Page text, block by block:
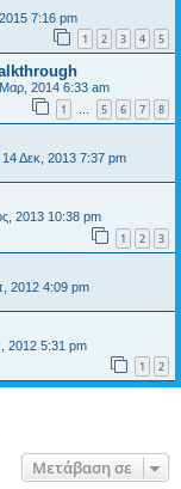
7:16 pm
1 2 3 4 5
2014 6:33 am
1 … 5 6 7 8
Δεκ, 2013 7:37 pm
2013 10:38 pm
1 2 3
2012 4:09 pm
2012 5:31 pm
1 2
Μετάβαση σε